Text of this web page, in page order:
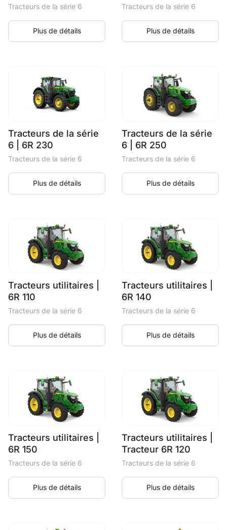
Tracteurs de la série 6
Plus de détails
Tracteurs de la série 6
Plus de détails
Tracteurs de la série
6 | 6R 230
Tracteurs de la série 6
Plus de détails
Tracteurs de la série
6 | 6R 250
Tracteurs de la série 6
Plus de détails
Tracteurs utilitaires |
6R 110
Tracteurs de la série 6
Plus de détails
Tracteurs utilitaires |
6R 140
Tracteurs de la série 6
Plus de détails
Tracteurs utilitaires |
6R 150
Tracteurs de la série 6
Plus de détails
Tracteurs utilitaires |
Tracteur 6R 120
Tracteurs de la série 6
Plus de détails